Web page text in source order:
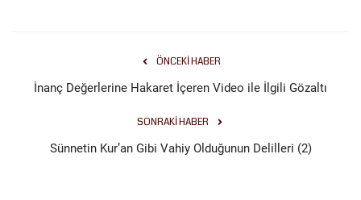
ÖNCEKI HABER
İnanç Değerlerine Hakaret İçeren Video ile İlgili Gözaltı
SONRAKI HABER
Sünnetin Kur’an Gibi Vahiy Olduğunun Delilleri (2)